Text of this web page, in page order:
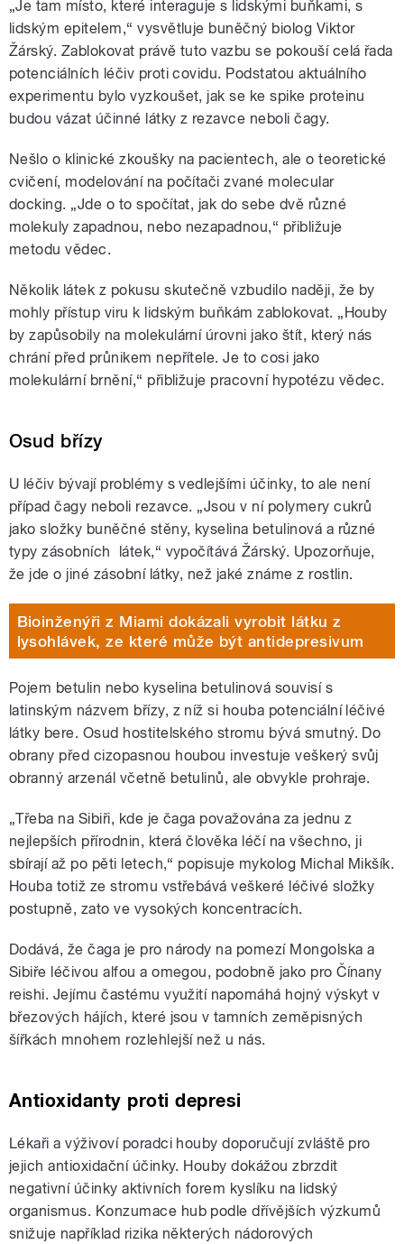
„Je tam místo, které interaguje s lidskými buňkami, s
lidským epitelem,“ vysvětluje buněčný biolog Viktor
Žárský. Zablokovat právě tuto vazbu se pokouší celá řada
potenciálních léčiv proti covidu. Podstatou aktuálního
experimentu bylo vyzkoušet, jak se ke spike proteinu
budou vázat účinné látky z rezavce neboli čagy.
Nešlo o klinické zkoušky na pacientech, ale o teoretické
cvičení, modelování na počítači zvané molecular
docking. „Jde o to spočítat, jak do sebe dvě různé
molekuly zapadnou, nebo nezapadnou,“ přibližuje
metodu vědec.
Několik látek z pokusu skutečně vzbudilo naději, že by
mohly přístup viru k lidským buňkám zablokovat. „Houby
by zapůsobily na molekulární úrovni jako štít, který nás
chrání před průnikem nepřítele. Je to cosi jako
molekulární brnění,“ přibližuje pracovní hypotézu vědec.
Osud břízy
U léčiv bývají problémy s vedlejšími účinky, to ale není
případ čagy neboli rezavce. „Jsou v ní polymery cukrů
jako složky buněčné stěny, kyselina betulinová a různé
typy zásobních látek,“ vypočítává Žárský. Upozorňuje,
že jde o jiné zásobní látky, než jaké známe z rostlin.
Bioinženýři z Miami dokázali vyrobit látku z
lysohlávek, ze které může být antidepresivum
Pojem betulin nebo kyselina betulinová souvisí s
latinským názvem břízy, z níž si houba potenciální léčivé
látky bere. Osud hostitelského stromu bývá smutný. Do
obrany před cizopasnou houbou investuje veškerý svůj
obranný arzenál včetně betulinů, ale obvykle prohraje.
„Třeba na Sibiři, kde je čaga považována za jednu z
nejlepších přírodnin, která člověka léčí na všechno, ji
sbírají až po pěti letech,“ popisuje mykolog Michal Mikšík.
Houba totiž ze stromu vstřebává veškeré léčivé složky
postupně, zato ve vysokých koncentracích.
Dodává, že čaga je pro národy na pomezí Mongolska a
Sibiře léčivou alfou a omegou, podobně jako pro Čínany
reishi. Jejímu častému využití napomáhá hojný výskyt v
březových hájích, které jsou v tamních zeměpisných
šířkách mnohem rozlehlejší než u nás.
Antioxidanty proti depresi
Lékaři a výživoví poradci houby doporučují zvláště pro
jejich antioxidační účinky. Houby dokážou zbrzdit
negativní účinky aktivních forem kyslíku na lidský
organismus. Konzumace hub podle dřívějších výzkumů
snižuje například rizika některých nádorových